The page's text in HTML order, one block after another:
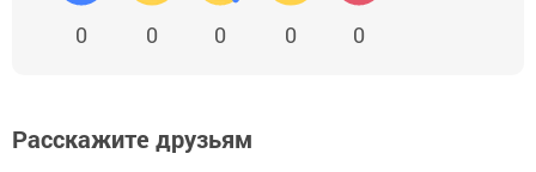
0 0 0 0 0
Расскажите друзьям